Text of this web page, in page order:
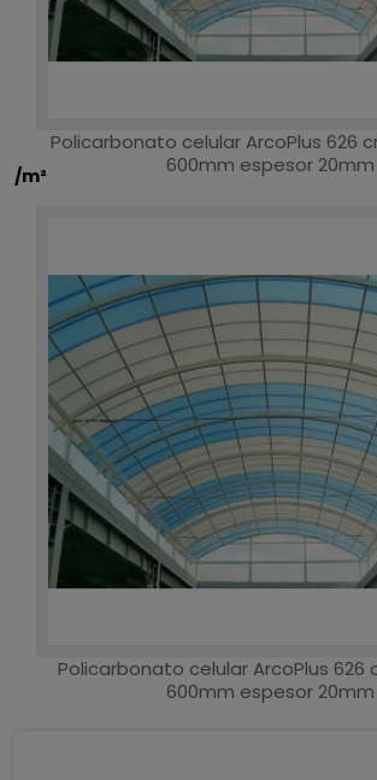
Policarbonato celular ArcoPlus 626
600mm espesor 20mm
/m²
Policarbonato celular ArcoPlus 626
600mm espesor 20mm